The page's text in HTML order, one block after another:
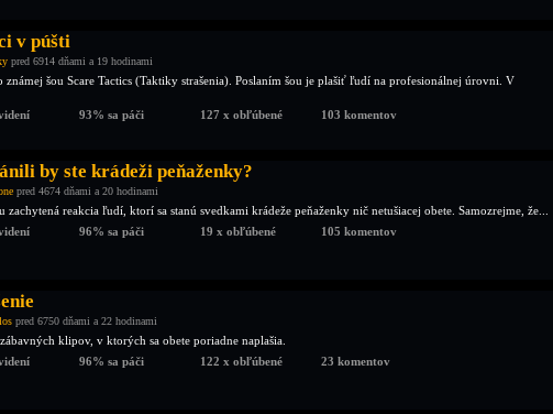
v púšti
pred 6914 dňami a 19 hodinami
známej šou Scare Tactics (Taktiky strašenia). Poslaním šou je plašiť ľudí na profesionálnej úrovni. V
93% sa páči 127 x obľúbené 103 komentov
by ste krádeži peňaženky?
pred 4674 dňami a 20 hodinami
zachytená reakcia ľudí, ktorí sa stanú svedkami krádeže peňaženky nič netušiacej obete. Samozrejme, že...
96% sa páči 19 x obľúbené 105 komentov
pred 6750 dňami a 22 hodinami
klipov, v ktorých sa obete poriadne naplašia.
96% sa páči 122 x obľúbené 23 komentov